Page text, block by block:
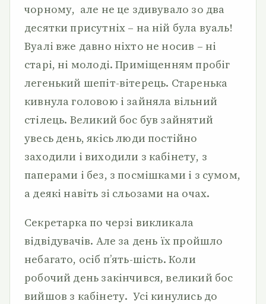
чорному, але не це здивувало зо два
десятки присутніх – на ній була вуаль!
Вуалі вже давно ніхто не носив – ні
старі, ні молоді. Приміщенням пробіг
легенький шепіт-вітерець. Старенька
кивнула головою і зайняла вільний
стілець. Великий бос був зайнятий
увесь день, якісь люди постійно
заходили і виходили з кабінету, з
паперами і без, з посмішками і з сумом,
а деякі навіть зі сльозами на очах.
Секретарка по черзі викликала
відвідувачів. Але за день їх пройшло
небагато, осіб п’ять-шість. Коли
робочий день закінчився, великий бос
вийшов з кабінету. Усі кинулись до